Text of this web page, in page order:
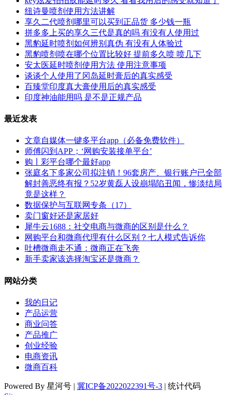
纽诗曼喷剂使用方法讲解
享久二代喷剂哪里可以买到正品货 多少钱一瓶
拼多多上买的享久三代是真的吗 有没有人使用过
黑豹延时喷剂如何辨别真伪 有没有人体验过
黑豹喷剂喷在哪个位置比较好 提前多久喷 喷几下
安太医延时喷剂使用方法 使用注意事项
谈谈个人使用了冈岛延时膏后的真实感受
百臻堂印度真大膏使用后的真实感受
印度神油能用吗 是不是正规产品
最近发表
文章自媒体一键多平台app（必备免费软件）
师傅闪到APP；‘网购安装接单平台’
购丨彩平台哪个最好app
张庭名下多家公司拟注销！96套房产、银行账户已全部
解封善恶终有报？52岁黄磊人设崩塌陷丑闻，惨淡结局
竟是这样？
数据保护与互联网专条（17）
卖门窗好还是家居好
犀牛云1688：社交电商与微商的区别是什么？
网购平台和微商代理有什么区别？七人模式告诉你
吐槽微商走不通：微商正在飞奔
新手卖家该选择淘宝还是微商？
网站分类
我的日记
产品运营
商业问答
产品推广
创业经验
电商资讯
微商百科
Powered By 星河号 | 冀ICP备2022022391号-3 | 统计代码